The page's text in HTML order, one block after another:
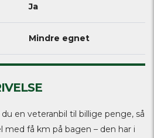
Ja
Mindre egnet
en veteranbil til billige penge, så
med få km på bagen – den har i